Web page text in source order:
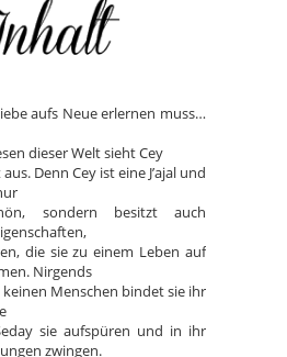
aufs Neue erlernen muss…
dieser Welt sieht Cey
Denn Cey ist eine J’ajal und
sondern besitzt auch
die sie zu einem Leben auf
Nirgends
keinen Menschen bindet sie ihr
sie aufspüren und in ihr
zwingen.